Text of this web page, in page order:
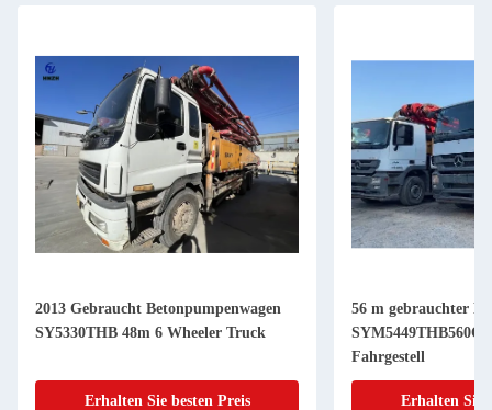
2013 Gebraucht Betonpumpenwagen
SY5330THB 48m 6 Wheeler Truck
Erhalten Sie besten Preis
56 m gebrauchter
Fahrgestell
Erhalten Sie